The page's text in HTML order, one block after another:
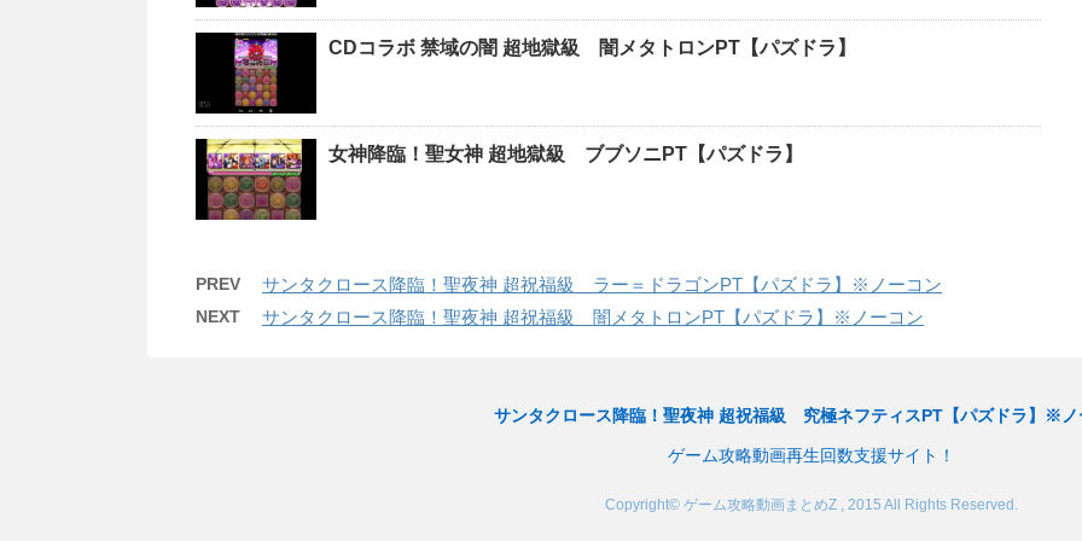
CDコラボ 禁域の闇 超地獄級 闇メタトロンPT【パズドラ】
女神降臨！聖女神 超地獄級 ブブソニPT【パズドラ】
PREV サンタクロース降臨！聖夜神 超祝福級 ラー＝ドラゴンPT【パズドラ】※ノーコン
NEXT サンタクロース降臨！聖夜神 超祝福級 闇メタトロンPT【パズドラ】※ノーコン
サンタクロース降臨！聖夜神 超祝福級 究極ネフティスPT【パズドラ】※ノ
ゲーム攻略動画再生回数支援サイト！
Copyright© ゲーム攻略動画まとめZ , 2015 All Rights Reserved.